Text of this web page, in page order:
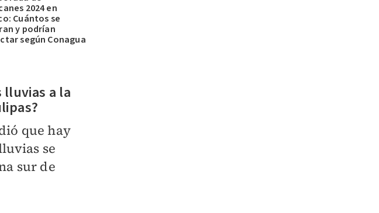
2024 en
Cuántos se
y podrían
según Conagua
lluvias a la
que hay
se
sur de